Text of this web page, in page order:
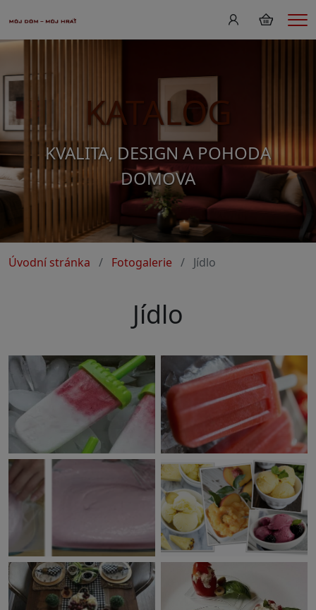
KATALOG
KVALITA, DESIGN A POHODA
DOMOVA
Úvodní stránka Fotogalerie Jídlo
Jídlo